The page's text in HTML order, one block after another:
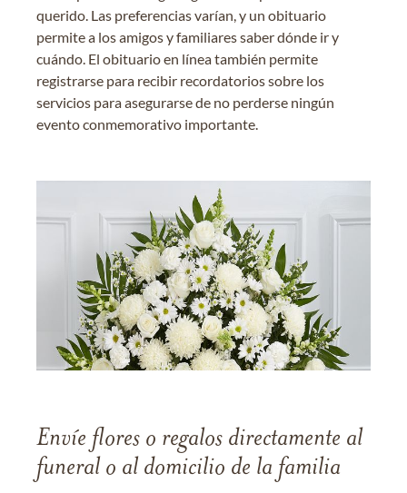
querido. Las preferencias varían, y un obituario
permite a los amigos y familiares saber dónde ir y
cuándo. El obituario en línea también permite
registrarse para recibir recordatorios sobre los
servicios para asegurarse de no perderse ningún
evento conmemorativo importante.
Envíe flores o regalos directamente al
funeral o al domicilio de la familia